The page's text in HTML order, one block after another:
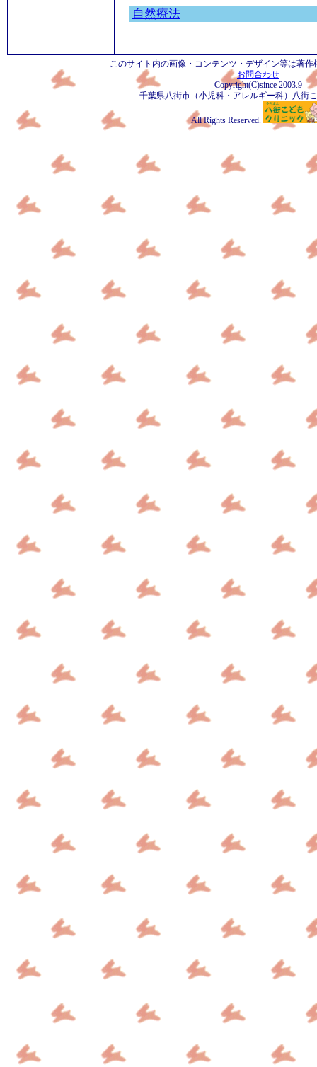
自然療法
このサイト内の画像・コンテンツ・デザイン等は著
お問合わせ
Copyright(C)since 2003.9
千葉県八街市（小児科・アレルギー科）八街
All Rights Reserved.